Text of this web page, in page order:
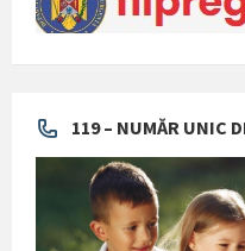
119 – NUMĂR UNIC